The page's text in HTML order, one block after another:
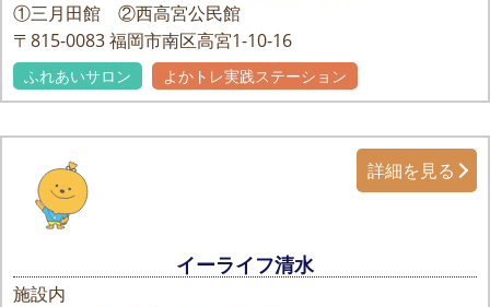
①三月田館 ②西高宮公民館
〒815-0083福岡市南区高宮1-10-16
ふれあいサロン よかトレ実践ステーション
イーライフ清水
施設内
詳細を見る